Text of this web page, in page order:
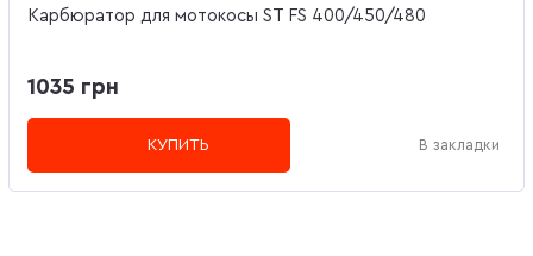
Карбюратор для мотокосы ST FS 400/450/480
1035 грн
КУПИТЬ В закладки